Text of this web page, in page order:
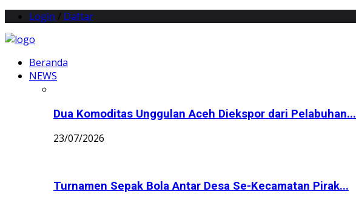
Login / Daftar
Beranda
NEWS
Dua Komoditas Unggulan Aceh Diekspor dari Pelabuhan...
23/07/2026
Turnamen Sepak Bola Antar Desa Se-Kecamatan Pirak...